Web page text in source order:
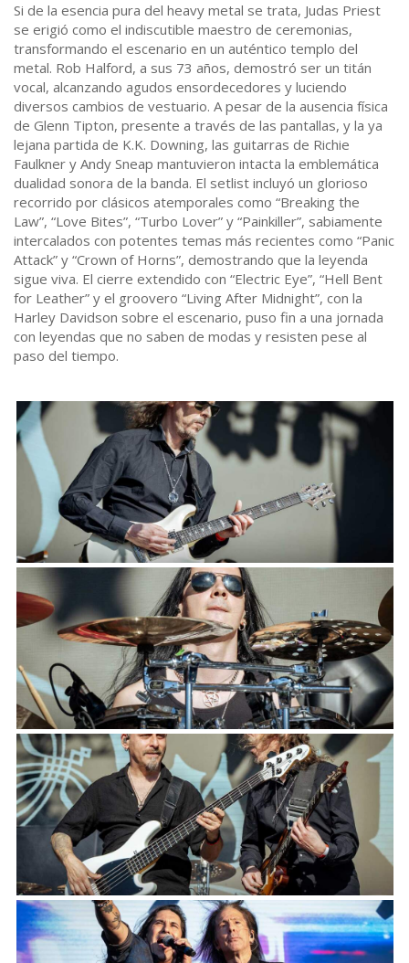
Si de la esencia pura del heavy metal se trata, Judas Priest
se erigió como el indiscutible maestro de ceremonias,
transformando el escenario en un auténtico templo del
metal. Rob Halford, a sus 73 años, demostró ser un titán
vocal, alcanzando agudos ensordecedores y luciendo
diversos cambios de vestuario. A pesar de la ausencia física
de Glenn Tipton, presente a través de las pantallas, y la ya
lejana partida de K.K. Downing, las guitarras de Richie
Faulkner y Andy Sneap mantuvieron intacta la emblemática
dualidad sonora de la banda. El setlist incluyó un glorioso
recorrido por clásicos atemporales como “Breaking the
Law”, “Love Bites”, “Turbo Lover” y “Painkiller”, sabiamente
intercalados con potentes temas más recientes como “Panic
Attack” y “Crown of Horns”, demostrando que la leyenda
sigue viva. El cierre extendido con “Electric Eye”, “Hell Bent
for Leather” y el groovero “Living After Midnight”, con la
Harley Davidson sobre el escenario, puso fin a una jornada
con leyendas que no saben de modas y resisten pese al
paso del tiempo.